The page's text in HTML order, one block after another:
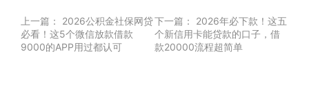
上一篇：
2026公积金社保网贷
必看！这5个微信放款借款
9000的APP用过都认可
下一篇：
2026年必下款！这五
个新信用卡能贷款的口子，借
款20000流程超简单